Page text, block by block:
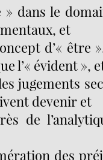
» dans le
et
d’« être
l’« évident »,
jugements
devenir et
de
des